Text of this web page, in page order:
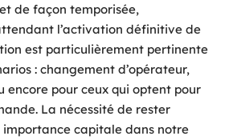
de façon temporisée,
l’activation définitive de
est particulièrement pertinente
: changement d’opérateur,
encore pour ceux qui optent pour
La nécessité de rester
importance capitale dans notre